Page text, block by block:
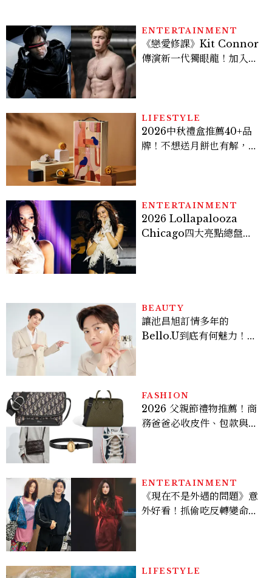
ENTERTAINMENT
《戀愛修課》Kit Connor
傳演新一代獨眼龍！加入新
LIFESTYLE
2026中秋禮盒推薦40+品
牌！不想送月餅也有解，送
ENTERTAINMENT
2026 Lollapalooza
Chicago四大亮點總盤
BEAUTY
讓池昌旭訂情多年的
Bello.U到底有何魅力！揭
倦感，超神！
FASHION
2026 父親節禮物推薦！商
務爸爸必收皮件、包款與鞋
ENTERTAINMENT
《現在不是外遇的問題》意
外好看！抓偷吃反轉變命
看點懶人包
LIFESTYLE